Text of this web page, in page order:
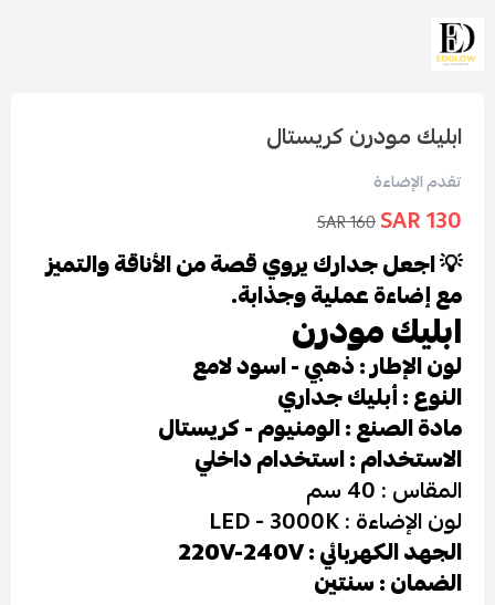
ابليك مودرن كريستال
تقدم الإضاءة
130 SAR
160 SAR
💡 اجعل جدارك يروي قصة من الأناقة والتميز
مع إضاءة عملية وجذابة.
ابليك مودرن
لون الإطار : ذهبي - اسود لامع
النوع : أبليك جداري
مادة الصنع : الومنيوم - كريستال
الاستخدام : استخدام داخلي
المقاس : 40 سم
لون الإضاءة : LED - 3000K
الجهد الكهربائي : 220V-240V
الضمان : سنتين